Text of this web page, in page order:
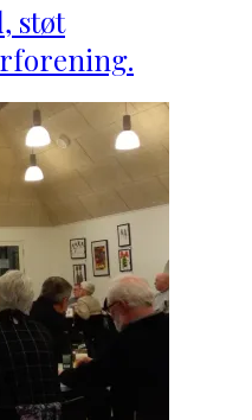
støt